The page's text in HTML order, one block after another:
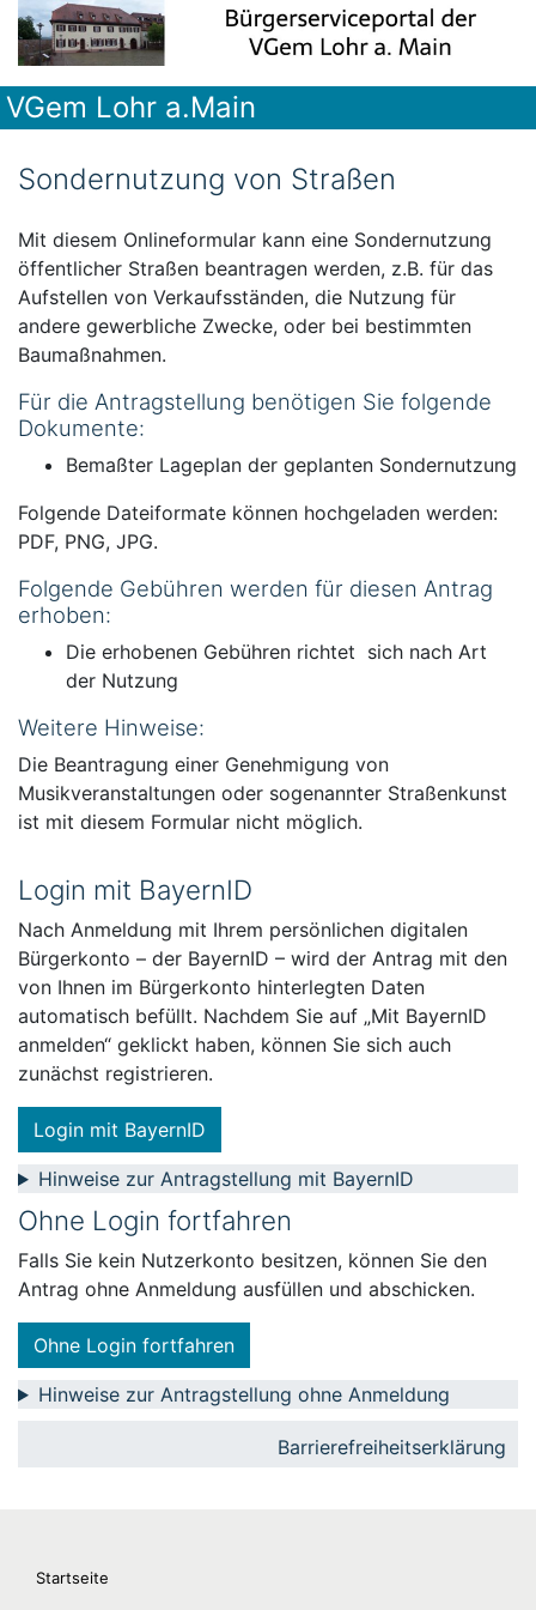
VGem Lohr a.Main
Sondernutzung von Straßen
Mit diesem Onlineformular kann eine Sondernutzung
öffentlicher Straßen beantragen werden, z.B. für das
Aufstellen von Verkaufsständen, die Nutzung für
andere gewerbliche Zwecke, oder bei bestimmten
Baumaßnahmen.
Für die Antragstellung benötigen Sie folgende
Dokumente:
Bemaßter Lageplan der geplanten Sondernutzung
Folgende Dateiformate können hochgeladen werden:
PDF, PNG, JPG.
Folgende Gebühren werden für diesen Antrag
erhoben:
Die erhobenen Gebühren richtet sich nach Art
der Nutzung
Weitere Hinweise:
Die Beantragung einer Genehmigung von
Musikveranstaltungen oder sogenannter Straßenkunst
ist mit diesem Formular nicht möglich.
Login mit BayernID
Nach Anmeldung mit Ihrem persönlichen digitalen
Bürgerkonto – der BayernID – wird der Antrag mit den
von Ihnen im Bürgerkonto hinterlegten Daten
automatisch befüllt. Nachdem Sie auf „Mit BayernID
anmelden“ geklickt haben, können Sie sich auch
zunächst registrieren.
Login mit BayernID
Hinweise zur Antragstellung mit BayernID
Ohne Login fortfahren
Falls Sie kein Nutzerkonto besitzen, können Sie den
Antrag ohne Anmeldung ausfüllen und abschicken.
Ohne Login fortfahren
Hinweise zur Antragstellung ohne Anmeldung
Barrierefreiheitserklärung
Startseite